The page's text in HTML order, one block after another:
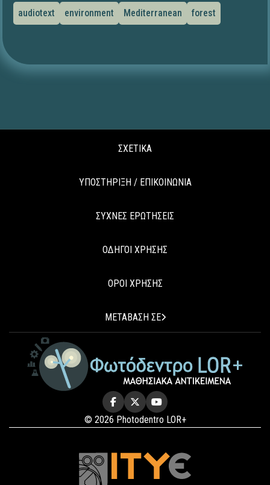
audiotext
environment Mediterranean forest
ΣΧΕΤΙΚΑ
ΥΠΟΣΤΗΡΙΞΗ / ΕΠΙΚΟΙΝΩΝΙΑ
ΣΥΧΝΕΣ ΕΡΩΤΗΣΕΙΣ
ΟΔΗΓΟΙ ΧΡΗΣΗΣ
ΟΡΟΙ ΧΡΗΣΗΣ
ΜΕΤΑΒΑΣΗ ΣΕ
© 2026 Photodentro LOR+